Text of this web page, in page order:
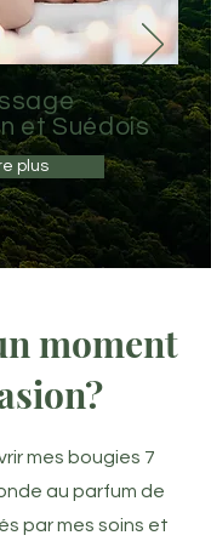
et Suédois
plus
moment
mes bougies 7
au parfum de
par mes soins et